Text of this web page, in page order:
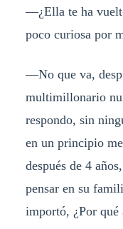
—¿Ella te ha
poco curiosa por
—No que va,
multimillonario
respondo, sin
en un principio
después de 4
pensar en su
importó, ¿Por